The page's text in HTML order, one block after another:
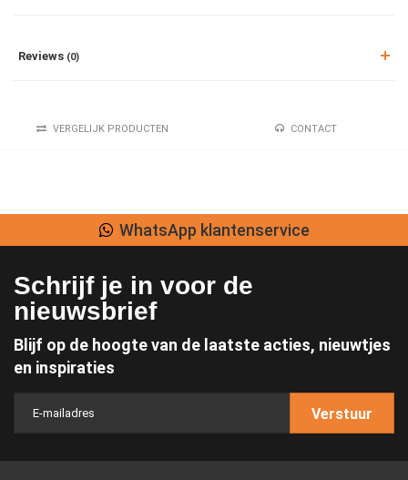
Reviews (0)
VERGELIJK PRODUCTEN CONTACT
WhatsApp klantenservice
Schrijf je in voor de
nieuwsbrief
Blijf op de hoogte van de laatste acties, nieuwtjes
en inspiraties
Verstuur